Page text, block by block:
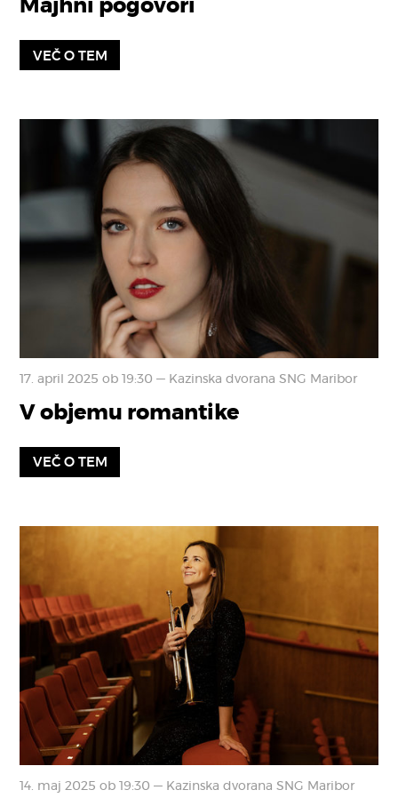
Majhni pogovori
VEČ O TEM
17. april 2025 ob 19:30 — Kazinska dvorana SNG Maribor
V objemu romantike
VEČ O TEM
14. maj 2025 ob 19:30 — Kazinska dvorana SNG Maribor